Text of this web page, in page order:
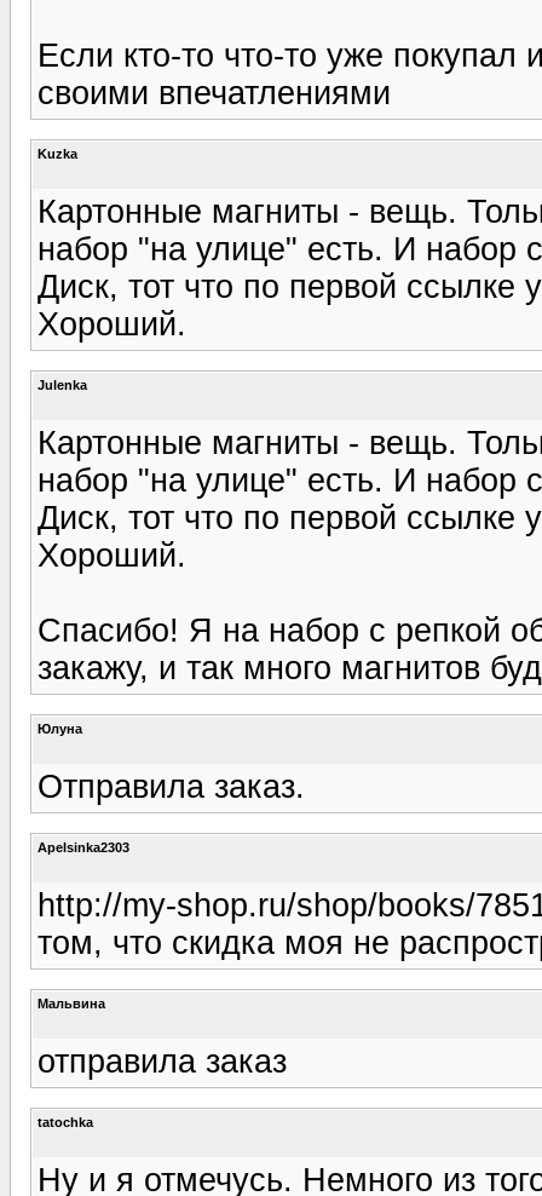
Если кто-то что-то уже покупал
своими впечатлениями
Kuzka
Картонные магниты - вещь.
набор "на улице" есть. И набор
Диск, тот что по первой
Хороший.
Julenka
Картонные магниты - вещь.
набор "на улице" есть. И набор
Диск, тот что по первой
Хороший.
Спасибо! Я на набор с репкой
закажу, и так много магнитов
Юлуна
Отправила заказ.
Apelsinka2303
http://my-shop.ru/shop/books/
том, что скидка моя не
Мальвина
отправила заказ
tatochka
Ну и я отмечусь. Немного из